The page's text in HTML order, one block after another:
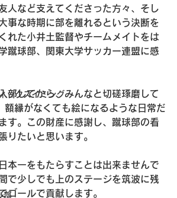
ックスイミング
部
人など支えてくださった方々、そし
事な時期に部を離れるという決断を
れた小井土監督やチームメイトをは
蹴球部、関東大学サッカー連盟に感
部してから、みんなと切磋琢磨して
額縁がなくても絵になるような日常だ
す。この財産に感謝し、蹴球部の看
りたいと思います。
本一をもたらすことは出来ませんで
で少しでも上のステージを筑波に残
ゴールで貢献します。